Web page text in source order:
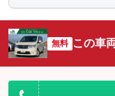
：装備なし
サイドカメラ
：装備なし
：装備なし
無料 この車